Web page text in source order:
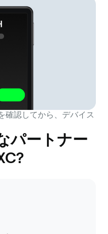
確認してから、デバイス
パートナー